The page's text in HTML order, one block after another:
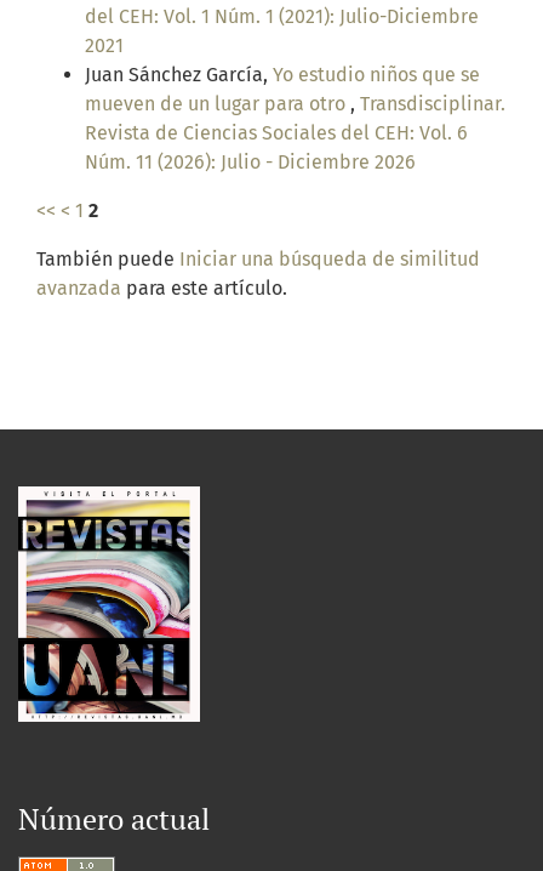
del CEH: Vol. 1 Núm. 1 (2021): Julio-Diciembre
2021
Juan Sánchez García, Yo estudio niños que se
mueven de un lugar para otro , Transdisciplinar.
Revista de Ciencias Sociales del CEH: Vol. 6
Núm. 11 (2026): Julio - Diciembre 2026
<< < 1 2
También puede Iniciar una búsqueda de similitud
avanzada para este artículo.
Número actual